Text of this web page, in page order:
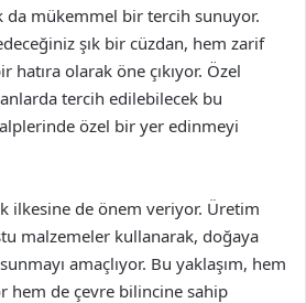
da mükemmel bir tercih sunuyor.
şık bir cüzdan, hem zarif
hatıra olarak öne çıkıyor. Özel
tercih edilebilecek bu
özel bir yer edinmeyi
ilkesine de önem veriyor. Üretim
malzemeler kullanarak, doğaya
amaçlıyor. Bu yaklaşım, hem
hem de çevre bilincine sahip